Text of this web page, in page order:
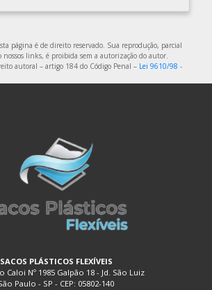
PLÁSTICAS DIRETO DA FABRICA
PLÁSTICAS PERSONALIZADAS
PLÁSTICOS
SACOLAS PLÁSTICAS
PLÁSTICAS
FLEXÍVEL
FLEXÍVEL TRANSPARENTE
PLÁSTICO PARA ALIMENTOS
página é de direito reservado. Sua reprodução, parcial
links, é proibida sem a autorização do autor.
autoral – artigo 184 do Código Penal – Lei 9610/98 -
SACOS PLÁSTICOS FLEXÍVEIS
Caloi Nº 1985 Galpão 18 - Jd. São Luiz
Paulo - SP - CEP: 05802-140